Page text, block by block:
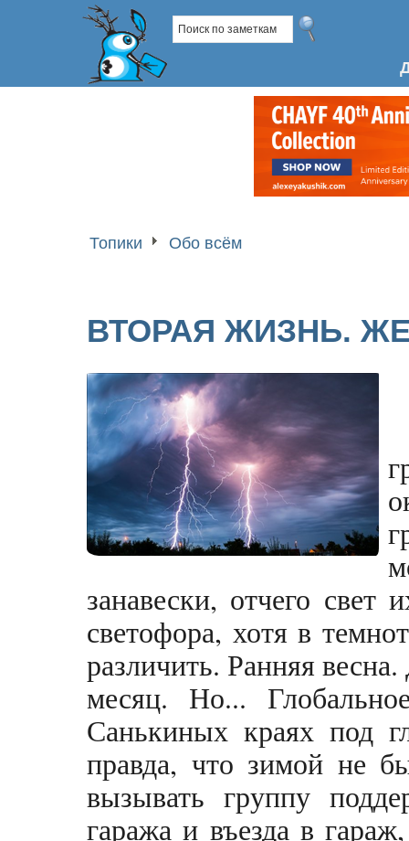
Топики Обо всём
ВТОРАЯ ЖИЗНЬ.
занавески, отчего свет
светофора, хотя в
различить. Ранняя
месяц. Но...
Санькиных краях под
правда, что зимой не
вызывать группу
гаража и въезда в